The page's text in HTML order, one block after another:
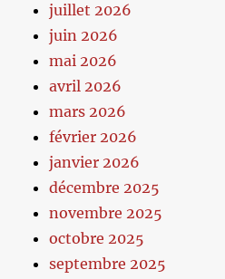
juillet 2026
juin 2026
mai 2026
avril 2026
mars 2026
février 2026
janvier 2026
décembre 2025
novembre 2025
octobre 2025
septembre 2025